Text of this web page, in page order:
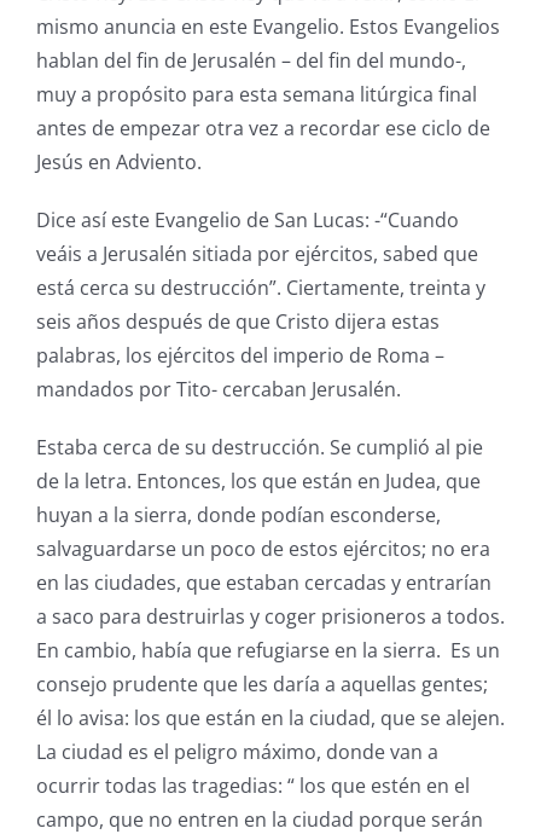
mismo anuncia en este Evangelio. Estos Evangelios
hablan del fin de Jerusalén – del fin del mundo-,
muy a propósito para esta semana litúrgica final
antes de empezar otra vez a recordar ese ciclo de
Jesús en Adviento.
Dice así este Evangelio de San Lucas: -“Cuando
veáis a Jerusalén sitiada por ejércitos, sabed que
está cerca su destrucción”. Ciertamente, treinta y
seis años después de que Cristo dijera estas
palabras, los ejércitos del imperio de Roma –
mandados por Tito- cercaban Jerusalén.
Estaba cerca de su destrucción. Se cumplió al pie
de la letra. Entonces, los que están en Judea, que
huyan a la sierra, donde podían esconderse,
salvaguardarse un poco de estos ejércitos; no era
en las ciudades, que estaban cercadas y entrarían
a saco para destruirlas y coger prisioneros a todos.
En cambio, había que refugiarse en la sierra. Es un
consejo prudente que les daría a aquellas gentes;
él lo avisa: los que están en la ciudad, que se alejen.
La ciudad es el peligro máximo, donde van a
ocurrir todas las tragedias: “ los que estén en el
campo, que no entren en la ciudad porque serán